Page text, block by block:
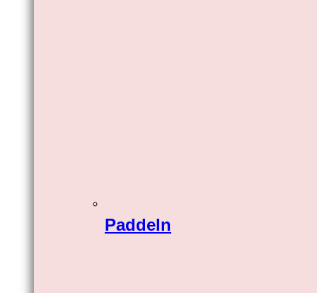
Paddeln